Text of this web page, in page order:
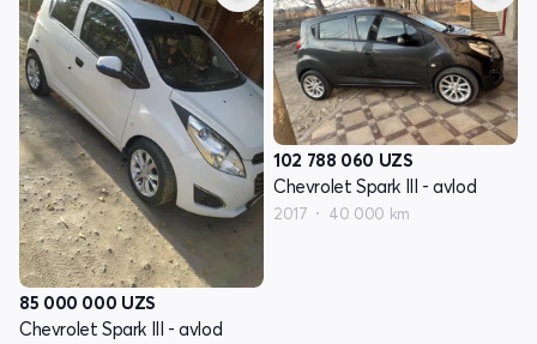
85 000 000 UZS
Chevrolet Spark III - avlod
102 788 060 UZS
Chevrolet Spark III - avlod
2017 40 000 km